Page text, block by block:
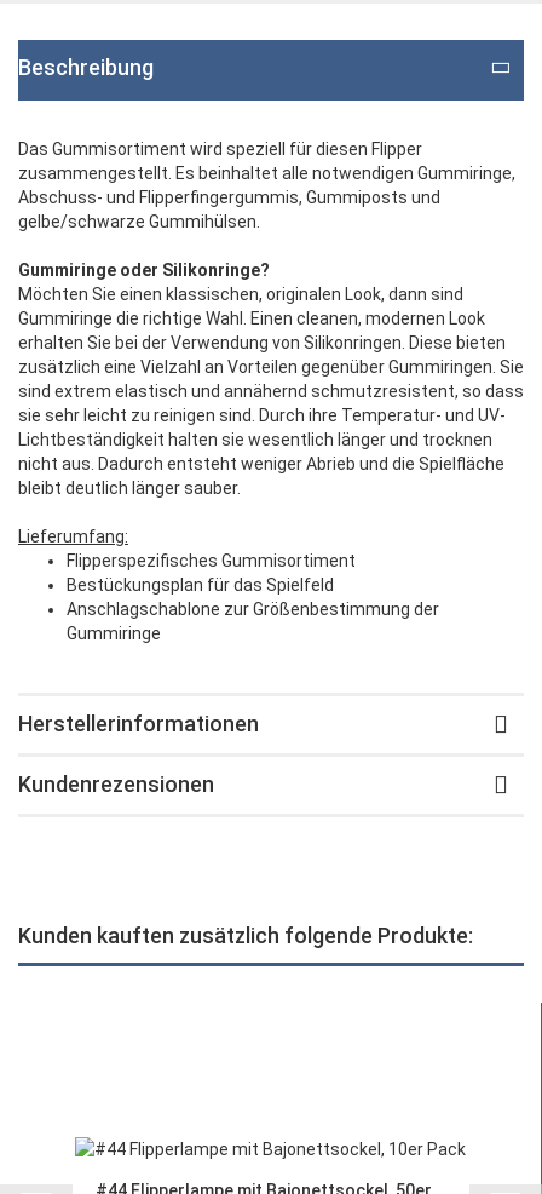
Beschreibung
Das Gummisortiment wird speziell für diesen Flipper
zusammengestellt. Es beinhaltet alle notwendigen Gummiringe,
Abschuss- und Flipperfingergummis, Gummiposts und
gelbe/schwarze Gummihülsen.
Gummiringe oder Silikonringe?
Möchten Sie einen klassischen, originalen Look, dann sind
Gummiringe die richtige Wahl. Einen cleanen, modernen Look
erhalten Sie bei der Verwendung von Silikonringen. Diese bieten
zusätzlich eine Vielzahl an Vorteilen gegenüber Gummiringen. Sie
sind extrem elastisch und annähernd schmutzresistent, so dass
sie sehr leicht zu reinigen sind. Durch ihre Temperatur- und UV-
Lichtbeständigkeit halten sie wesentlich länger und trocknen
nicht aus. Dadurch entsteht weniger Abrieb und die Spielfläche
bleibt deutlich länger sauber.
Lieferumfang:
Flipperspezifisches Gummisortiment
Bestückungsplan für das Spielfeld
Anschlagschablone zur Größenbestimmung der
Gummiringe
Herstellerinformationen
Kundenrezensionen
Kunden kauften zusätzlich folgende Produkte: